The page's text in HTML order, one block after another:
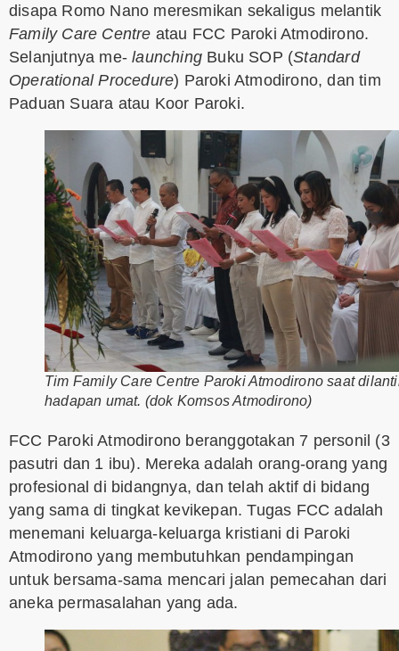
disapa Romo Nano meresmikan sekaligus melantik
Family Care Centre atau FCC Paroki Atmodirono.
Selanjutnya me-launching Buku SOP (Standard
Operational Procedure) Paroki Atmodirono, dan tim
Paduan Suara atau Koor Paroki.
Tim Family Care Centre Paroki Atmodirono saat
hadapan umat. (dok Komsos Atmodirono)
FCC Paroki Atmodirono beranggotakan 7 personil (3
pasutri dan 1 ibu). Mereka adalah orang-orang yang
profesional di bidangnya, dan telah aktif di bidang
yang sama di tingkat kevikepan. Tugas FCC adalah
menemani keluarga-keluarga kristiani di Paroki
Atmodirono yang membutuhkan pendampingan
untuk bersama-sama mencari jalan pemecahan dari
aneka permasalahan yang ada.